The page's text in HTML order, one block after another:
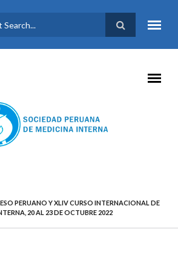
DE
PERUANO Y XLIV CURSO INTERNACIONAL DE
20 AL 23 DE OCTUBRE 2022